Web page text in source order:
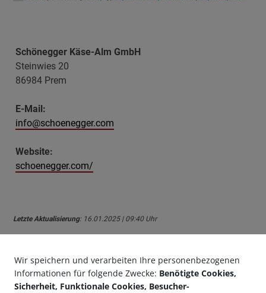
Schönegger Käse-Alm GmbH
Steinwies 20
86984 Prem
E-Mail:
info@schoenegger.com
Website:
schoenegger.com/
Letzte Aktualisierung: 16.01.2025 | 09:40 Uhr
Wir speichern und verarbeiten Ihre personenbezogenen
Informationen für folgende Zwecke: Benötigte Cookies,
Sicherheit, Funktionale Cookies, Besucher-